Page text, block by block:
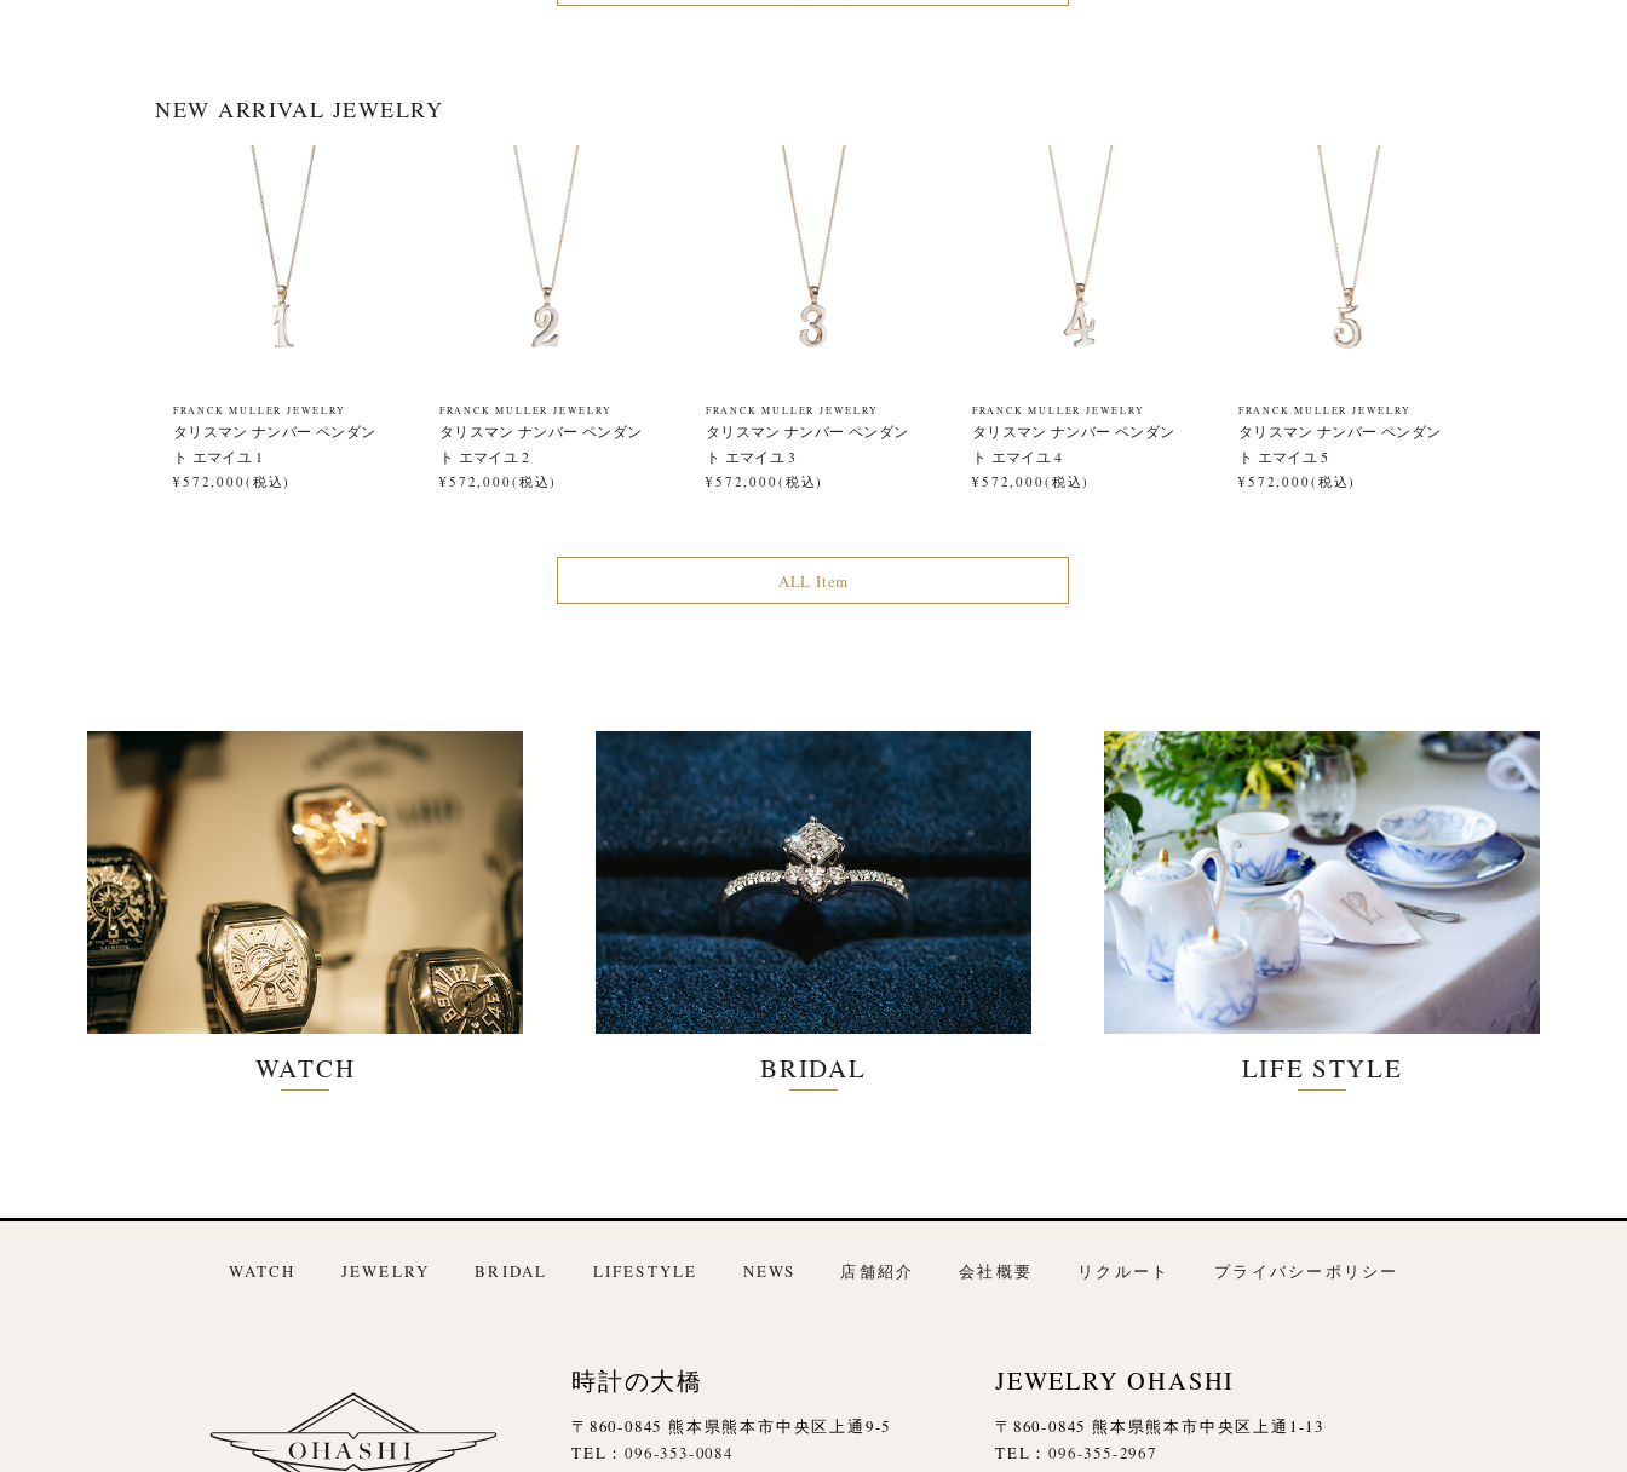
NEW ARRIVAL JEWELRY
FRANCK MULLER JEWELRY
タリスマン ナンバー ペンダン
ト エマイユ 1
¥572,000(税込)
FRANCK MULLER JEWELRY
タリスマン ナンバー ペンダン
ト エマイユ 2
¥572,000(税込)
FRANCK MULLER JEWELRY
タリスマン ナンバー ペンダン
ト エマイユ 3
¥572,000(税込)
FRANCK MULLER JEWELRY
タリスマン ナンバー ペンダン
ト エマイユ 4
¥572,000(税込)
FRANCK MULLER JEWELRY
タリスマン ナンバー ペンダン
ト エマイユ 5
¥572,000(税込)
ALL Item
WATCH BRIDAL LIFE STYLE
WATCH JEWELRY BRIDAL LIFESTYLE NEWS 店舗紹介 会社概要 リクルート プライバシーポリシー
時計の大橋
〒860-0845 熊本県熊本市中央区上通9-5
TEL：096-353-0084
JEWELRY OHASHI
〒860-0845 熊本県熊本市中央区上通1-13
TEL：096-355-2967